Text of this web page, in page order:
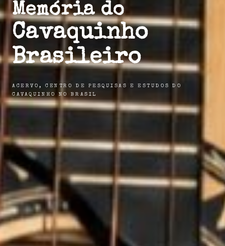
Memória do
Cavaquinho
Brasileiro
ACERVO, CENTRO DE PESQUISAS E ESTUDOS DO
CAVAQUINHO NO BRASIL